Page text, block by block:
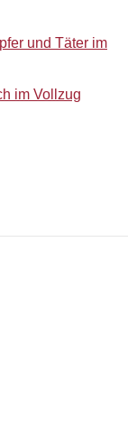
und Täter im
im Vollzug